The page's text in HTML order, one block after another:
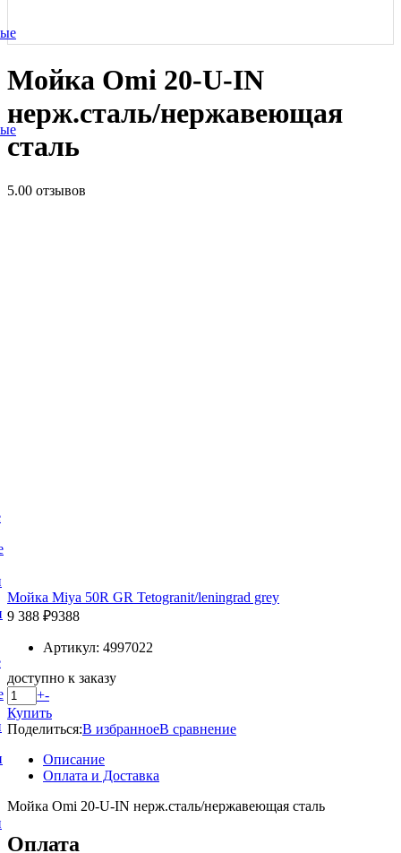
Мойка Omi 20-U-IN
нерж.сталь/нержавеющая
сталь
5.00 отзывов
Мойка Miya 50R GR Tetogranit/leningrad grey
9 388 ₽9388
Артикул: 4997022
доступно к заказу
+-
Купить
Поделиться:В избранноеВ сравнение
Описание
Оплата и Доставка
Мойка Omi 20-U-IN нерж.сталь/нержавеющая сталь
Оплата